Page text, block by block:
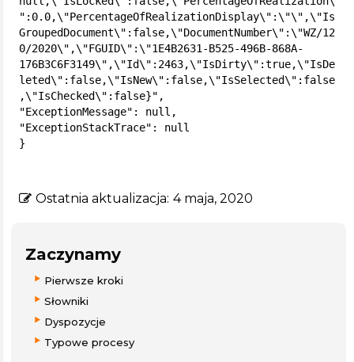
Zaczynamy
Pierwsze kroki
Słowniki
Dyspozycje
Typowe procesy
":0.0,\"PercentageOfRealizationDisplay\":\"\",\"Is
GroupedDocument\":false,\"DocumentNumber\":\"WZ/12
0/2020\",\"FGUID\":\"1E4B2631-B525-496B-868A-
176B3C6F3149\",\"Id\":2463,\"IsDirty\":true,\"IsDe
leted\":false,\"IsNew\":false,\"IsSelected\":false
,\"IsChecked\":false}",
"ExceptionMessage": null,
"ExceptionStackTrace": null
}
Ostatnia aktualizacja: 4 maja, 2020